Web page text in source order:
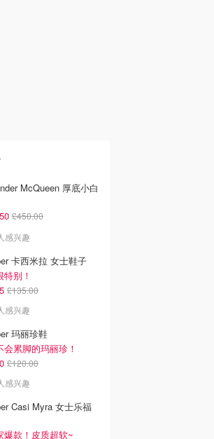
McQueen 厚底小白
£450.00
感兴趣
卡西米拉 女士鞋子
别！
£135.00
感兴趣
玛丽珍鞋
会累脚的玛丽珍！
£120.00
感兴趣
Casi Myra 女士乐福
爆款！皮质超软~